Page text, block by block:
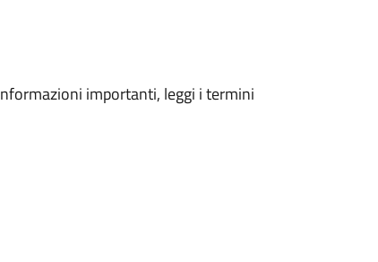
importanti, leggi i termini